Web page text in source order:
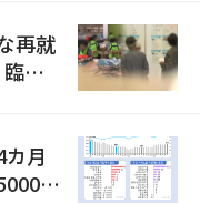
再就
時
月
人